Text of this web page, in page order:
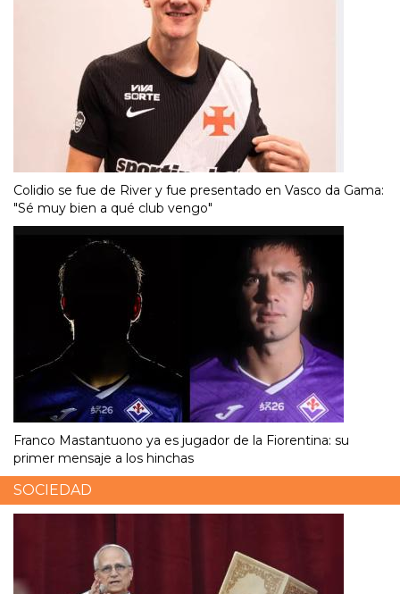
Colidio se fue de River y fue presentado en Vasco da Gama:
"Sé muy bien a qué club vengo"
Franco Mastantuono ya es jugador de la Fiorentina: su
primer mensaje a los hinchas
SOCIEDAD